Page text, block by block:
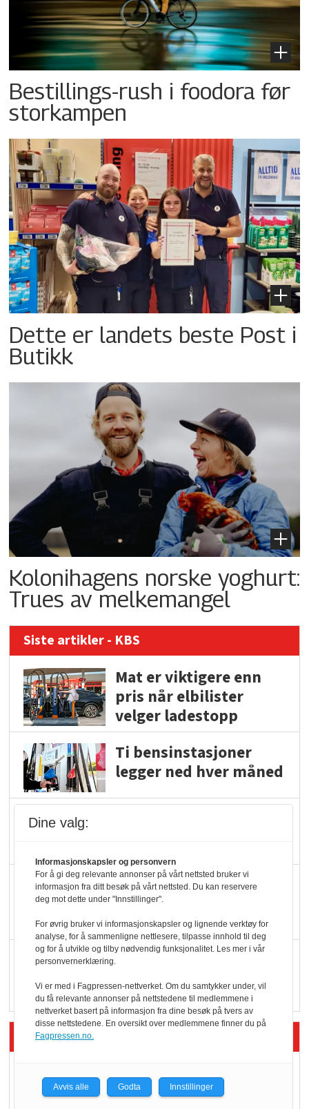
Bestillings-rush i foodora før
storkampen
Dette er landets beste Post i
Butikk
Kolonihagens norske yoghurt:
Trues av melkemangel
Siste artikler - KBS
Mat er viktigere enn
pris når elbilister
velger ladestopp
Ti bensinstasjoner
legger ned hver måned
KBS-bransjen i
endring: Stadig større
serveringstilbud
Vokser med ferdigmat
i dagligvare
Siste artikler - Butikk i praksis
Rema-flaggskip
dundrer videre
Dine valg:
Informasjonskapsler og personvern
For å gi deg relevante annonser på vårt nettsted bruker vi
informasjon fra ditt besøk på vårt nettsted. Du kan reservere
deg mot dette under "Innstillinger".
For øvrig bruker vi informasjonskapsler og lignende verktøy for
analyse, for å sammenligne nettlesere, tilpasse innhold til deg
og for å utvikle og tilby nødvendig funksjonalitet. Les mer i vår
personvernerklæring.
Vi er med i Fagpressen-nettverket. Om du samtykker under, vil
du få relevante annonser på nettstedene til medlemmene i
nettverket basert på informasjon fra dine besøk på tvers av
disse nettstedene. En oversikt over medlemmene finner du på
Fagpressen.no.
Avvis alle Godta Innstillinger